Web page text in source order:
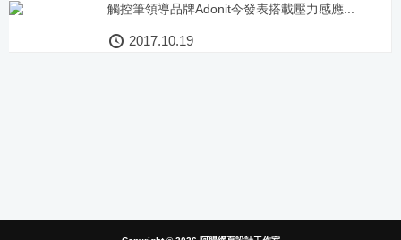
觸控筆領導品牌Adonit今發表搭載壓力感應...
2017.10.19